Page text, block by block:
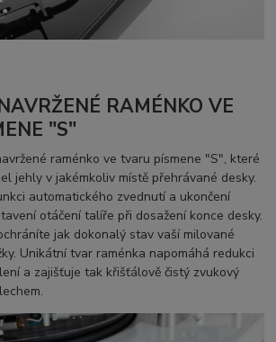
RAMÉNKO VE
"S"
raménko ve tvaru písmene "S", které
jehly v jakémkoliv místě přehrávané desky.
automatického zvednutí a ukončení
otáčení talíře při dosažení konce desky.
jak dokonalý stav vaší milované
Unikátní tvar raménka napomáhá redukci
a zajišťuje tak křišťálově čistý zvukový